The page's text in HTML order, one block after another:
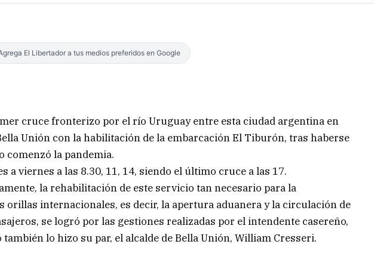
El Libertador a tus medios preferidos en Google
cruce fronterizo por el río Uruguay entre esta ciudad argentina en
Unión con la habilitación de la embarcación El Tiburón, tras haberse
comenzó la pandemia.
a viernes a las 8.30, 11, 14, siendo el último cruce a las 17.
la rehabilitación de este servicio tan necesario para la
orillas internacionales, es decir, la apertura aduanera y la circulación de
se logró por las gestiones realizadas por el intendente casereño,
lo hizo su par, el alcalde de Bella Unión, William Cresseri.